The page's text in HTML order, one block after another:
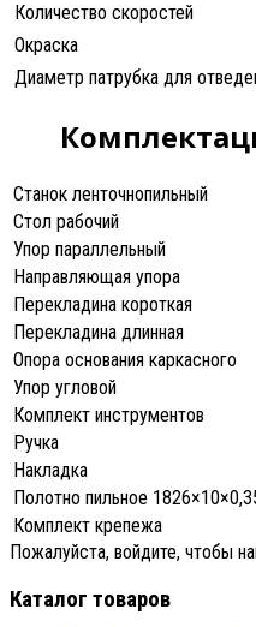
Количество скоростей
Окраска
Диаметр патрубка для
Станок ленточнопильный
Стол рабочий
Упор параллельный
Направляющая упора
Перекладина короткая
Перекладина длинная
Опора основания каркасного
Упор угловой
Комплект инструментов
Ручка
Накладка
Полотно пильное
Комплект крепежа
Пожалуйста, войдите, чтобы
Каталог товаров